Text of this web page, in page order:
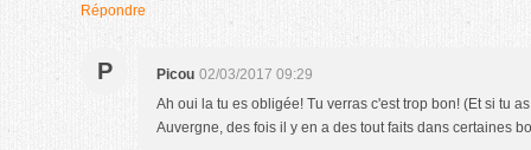
Répondre
P Picou 02/03/2017 09:29
Ah oui la tu es obligée! Tu verras c'est trop bon! (Et si tu
Auvergne, des fois il y en a des tout faits dans certaines